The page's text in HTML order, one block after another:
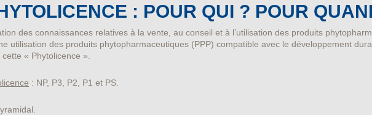
: POUR QUI ? POUR
des connaissances relatives à la vente, au conseil et à l’utilisation des produits
utilisation des produits phytopharmaceutiques (PPP) compatible avec le développement
« Phytolicence ».
: NP, P3, P2, P1 et PS.